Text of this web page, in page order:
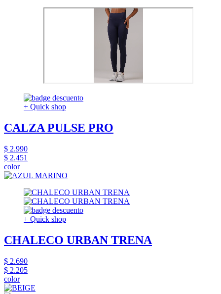
+ Quick shop
CALZA PULSE PRO
$ 2.990
$ 2.451
color
+ Quick shop
CHALECO URBAN TRENA
$ 2.690
$ 2.205
color